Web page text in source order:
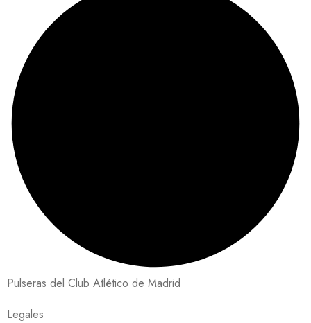
Pulseras del Club Atlético de Madrid
Legales